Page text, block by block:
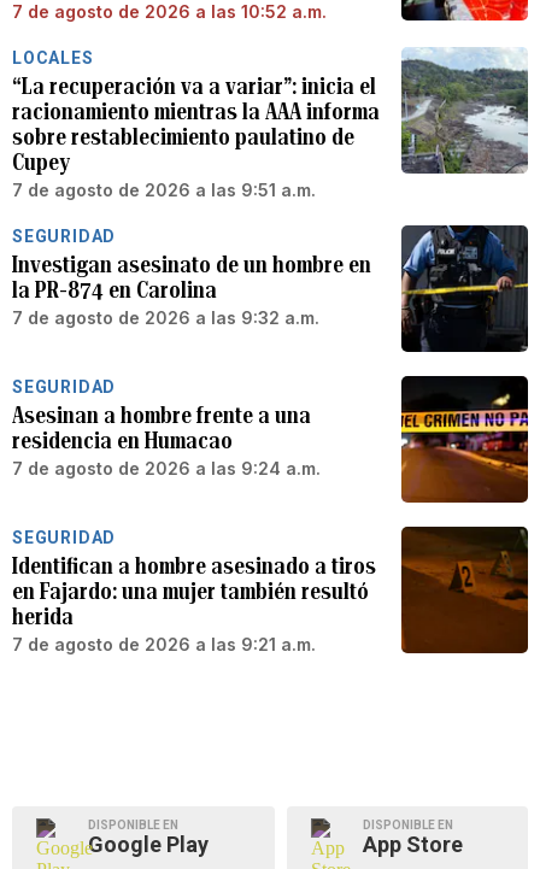
7 de agosto de 2026 a las 10:52 a.m.
LOCALES
“La recuperación va a variar”: inicia el
racionamiento mientras la AAA informa
sobre restablecimiento paulatino de
Cupey
7 de agosto de 2026 a las 9:51 a.m.
SEGURIDAD
Investigan asesinato de un hombre en
la PR-874 en Carolina
7 de agosto de 2026 a las 9:32 a.m.
SEGURIDAD
Asesinan a hombre frente a una
residencia en Humacao
7 de agosto de 2026 a las 9:24 a.m.
SEGURIDAD
Identifican a hombre asesinado a tiros
en Fajardo: una mujer también resultó
herida
7 de agosto de 2026 a las 9:21 a.m.
DISPONIBLE EN
Google Play
DISPONIBLE EN
App Store